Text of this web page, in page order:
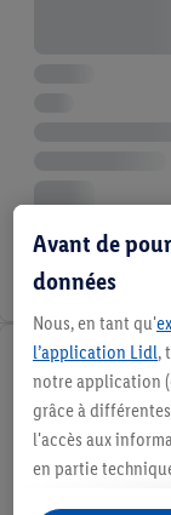
Avant de
données
Nous, en tant qu'
l’application Lidl,
notre application
grâce à
l'accès aux
en partie